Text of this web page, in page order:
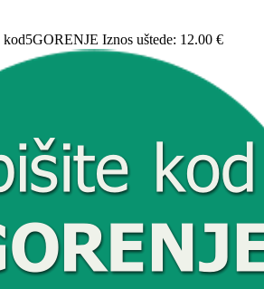
kod5GORENJE Iznos uštede: 12.00 €